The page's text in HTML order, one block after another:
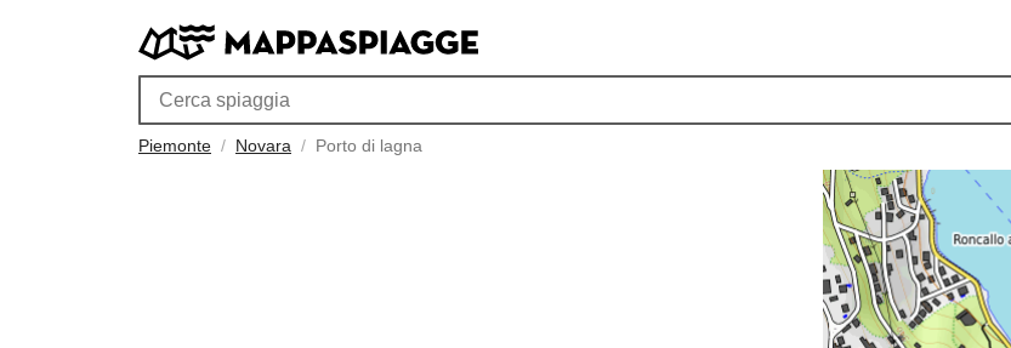
Piemonte Novara Porto di lagna